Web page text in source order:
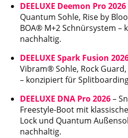
DEELUXE Deemon Pro 2026
Quantum Sohle, Rise by
BOA® M+2 Schnürsystem –
nachhaltig.
DEELUXE Spark Fusion
Vibram® Sohle, Rock
– konzipiert für
DEELUXE DNA Pro 2026–
Freestyle-Boot mit
Lock und Quantum
nachhaltig.